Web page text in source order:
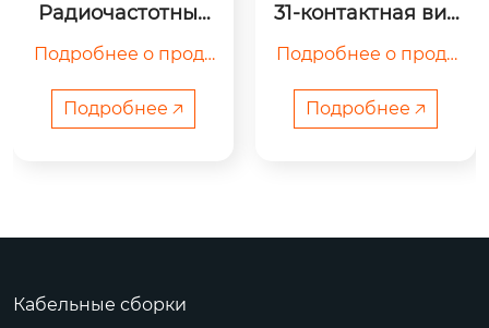
Радиочастотные
Подробнее о проду
Подробнее 🡥
31-контактная вил
я термосов)
Подробнее о проду
Подробнее 🡥
Кабельные сборки